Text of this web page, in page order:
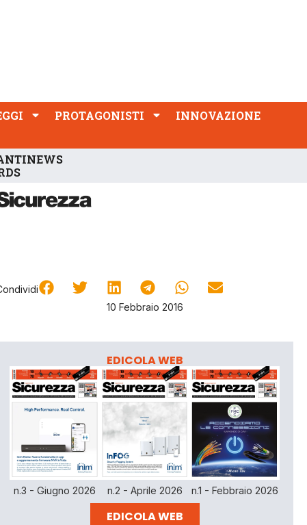
PROTAGONISTI
INNOVAZIONE
10 Febbraio 2016
EDICOLA WEB
n.3 - Giugno 2026 n.2 - Aprile 2026 n.1 - Febbraio 2026
EDICOLA WEB